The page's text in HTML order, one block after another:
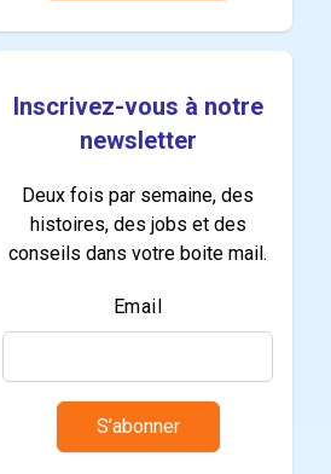
Inscrivez-vous à notre
newsletter
Deux fois par semaine, des
histoires, des jobs et des
conseils dans votre boite mail.
Email
S’abonner